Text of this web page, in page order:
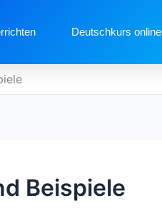
Deutschkurs online
Beispiele